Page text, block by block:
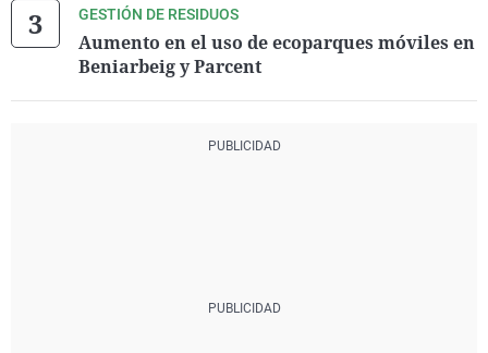
GESTIÓN DE RESIDUOS
Aumento en el uso de ecoparques móviles en
Beniarbeig y Parcent